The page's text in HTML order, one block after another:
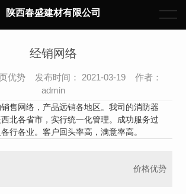
陕西春盛建材有限公司
经销网络
优势 发布时间： 2021-03-19 作者：
admin
售网络，产品远销各地区。我司的消防器
北各省市，实行统一化管理。成功服务过
行各业。客户回头率高，满意率高。
价格优势